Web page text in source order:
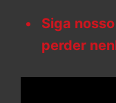
Siga
perder